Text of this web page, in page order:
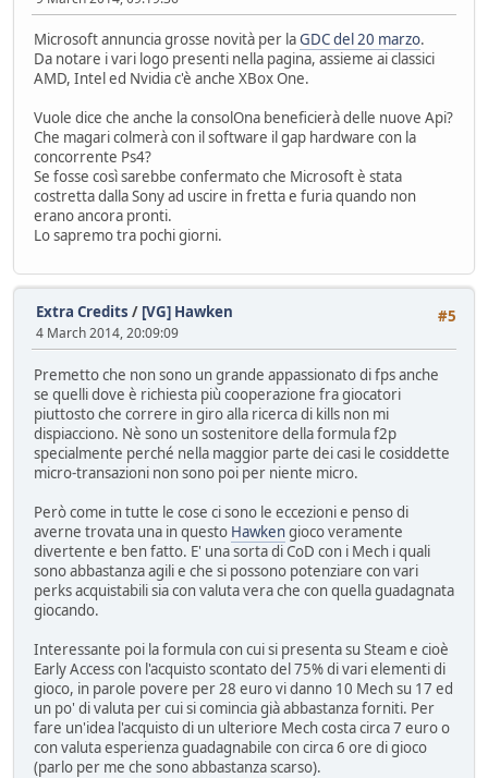
Microsoft annuncia grosse novità per laGDC del 20 marzo.
Da notare i vari logo presenti nella pagina, assieme ai classici
AMD, Intel ed Nvidia c'è anche XBox One.
Vuole dice che anche la consolOna beneficierà delle nuove Api?
Che magari colmerà con il software il gap hardware con la
concorrente Ps4?
Se fosse così sarebbe confermato che Microsoft è stata
costretta dalla Sony ad uscire in fretta e furia quando non
erano ancora pronti.
Lo sapremo tra pochi giorni.
#5
Extra Credits / [VG] Hawken
4 March 2014, 20:09:09
Premetto che non sono un grande appassionato di fps anche
se quelli dove è richiesta più cooperazione fra giocatori
piuttosto che correre in giro alla ricerca di kills non mi
dispiacciono. Nè sono un sostenitore della formula f2p
specialmente perché nella maggior parte dei casi le cosiddette
micro-transazioni non sono poi per niente micro.
Però come in tutte le cose ci sono le eccezioni e penso di
averne trovata una in questo Hawkengioco veramente
divertente e ben fatto. E' una sorta di CoD con i Mech i quali
sono abbastanza agili e che si possono potenziare con vari
perks acquistabili sia con valuta vera che con quella guadagnata
giocando.
Interessante poi la formula con cui si presenta su Steam e cioè
Early Access con l'acquisto scontato del 75% di vari elementi di
gioco, in parole povere per 28 euro vi danno 10 Mech su 17 ed
un po' di valuta per cui si comincia già abbastanza forniti. Per
fare un'idea l'acquisto di un ulteriore Mech costa circa 7 euro o
con valuta esperienza guadagnabile con circa 6 ore di gioco
(parlo per me che sono abbastanza scarso).